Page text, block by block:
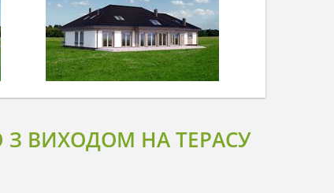
З ВИХОДОМ НА ТЕРАСУ